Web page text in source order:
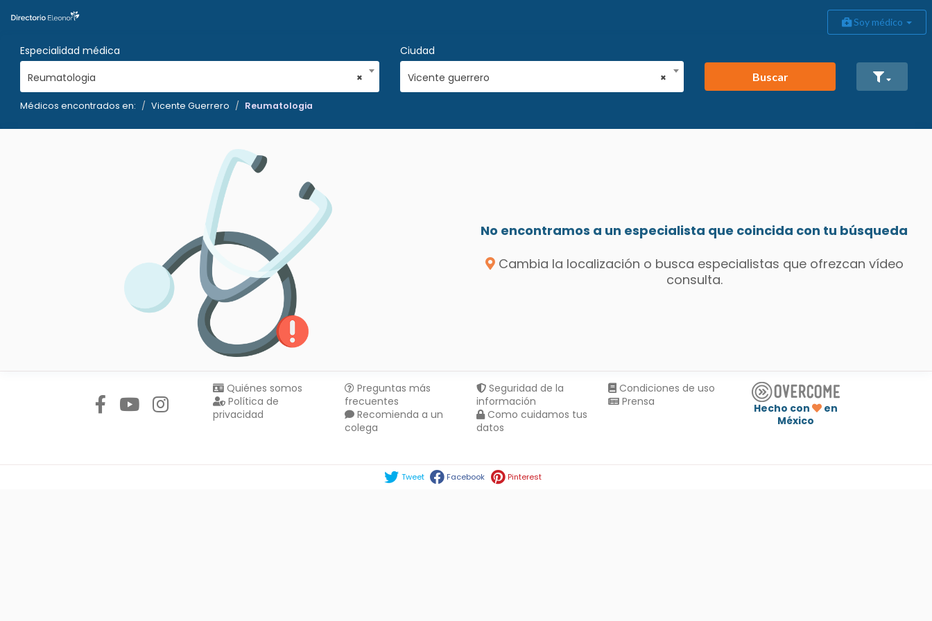
Soy médico
Especialidad médica
×
Reumatologia
Ciudad
×
Vicente guerrero Buscar
Médicos encontrados en: Vicente Guerrero Reumatologia
No encontramos a un especialista que coincida con tu búsqueda
Cambia la localización o busca especialistas que ofrezcan vídeo
consulta.
Quiénes somos
Política de
privacidad
Preguntas más
frecuentes
Recomienda a un
colega
Seguridad de la
información
Como cuidamos tus
datos
Condiciones de uso
Prensa
Hecho con
en
México
Tweet Facebook Pinterest